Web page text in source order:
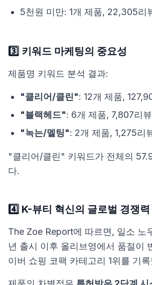
5천원 미만: 1개 제품, 22,305리
3️⃣ 키워드 마케팅의 중요성
제품명 키워드 분석 결과:
"클리어/클린": 12개 제품,
"블랙헤드": 6개 제품, 7,807리
"녹는/멜팅": 2개 제품, 1,275리
"클리어/클린" 키워드가 전체의
다.
4️⃣ K-뷰티 혁신의 글로벌 경쟁력
The Zoe Report에 따르면, 일소 노
년 출시 이후 올리브영에서 품절이
이버 쇼핑 코팩 카테고리 1위를 기